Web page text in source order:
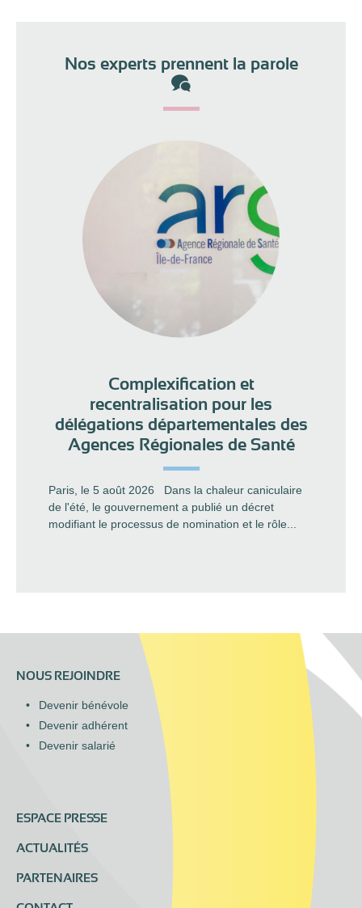
Nos experts prennent la parole
Complexification et
recentralisation pour les
délégations départementales des
Agences Régionales de Santé
Paris, le 5 août 2026 Dans la chaleur caniculaire
de l'été, le gouvernement a publié un décret
modifiant le processus de nomination et le rôle...
NOUS REJOINDRE
Devenir bénévole
Devenir adhérent
Devenir salarié
ESPACE PRESSE
ACTUALITÉS
PARTENAIRES